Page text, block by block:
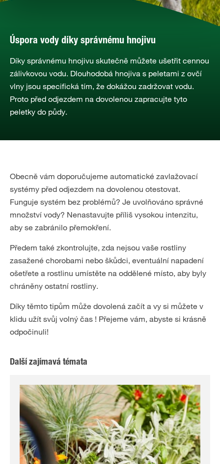
Úspora vody díky správnému hnojivu
Díky správnému hnojivu skutečně můžete ušetřit cennou
zálivkovou vodu. Dlouhodobá hnojiva s peletami z ovčí
vlny jsou specifická tím, že dokážou zadržovat vodu.
Proto před odjezdem na dovolenou zapracujte tyto
peletky do půdy.
Obecně vám doporučujeme automatické zavlažovací
systémy před odjezdem na dovolenou otestovat.
Funguje systém bez problémů? Je uvolňováno správné
množství vody? Nenastavujte příliš vysokou intenzitu,
aby se zabránilo přemokření.
Předem také zkontrolujte, zda nejsou vaše rostliny
zasažené chorobami nebo škůdci, eventuální napadení
ošetřete a rostlinu umístěte na oddělené místo, aby byly
chráněny ostatní rostliny.
Díky těmto tipům může dovolená začít a vy si můžete v
klidu užít svůj volný čas ! Přejeme vám, abyste si krásně
odpočinuli!
Další zajímavá témata